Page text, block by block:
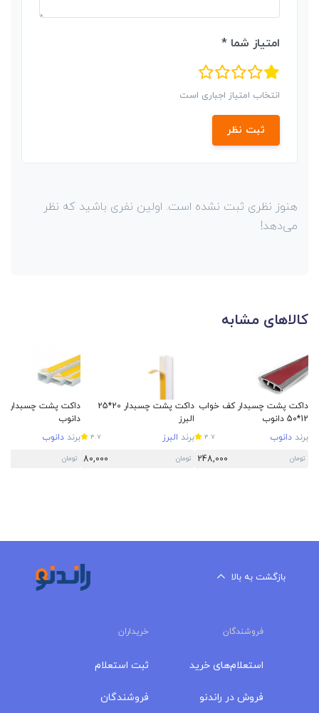
امتیاز شما *
انتخاب امتیاز اجباری است
ثبت نظر
هنوز نظری ثبت نشده است. اولین نفری باشید که نظر
می‌دهد!
کالاهای مشابه
داکت پشت چسبدار کف خواب
12*50 دانوب
برند دانوب 4.7
تومان 248,000
داکت پشت چسبدار 20*25
البرز
برند البرز 4.7
تومان 80,000
دانوب
برند دانوب
تومان
بازگشت به بالا
فروشندگان خریداران
استعلام‌های خرید
فروش در راندنو
ثبت استعلام
فروشندگان